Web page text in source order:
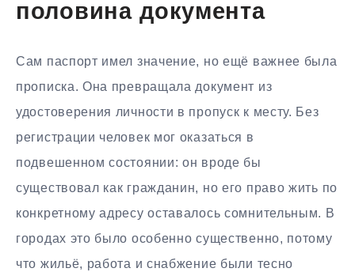
половина документа
Сам паспорт имел значение, но ещё важнее была
прописка. Она превращала документ из
удостоверения личности в пропуск к месту. Без
регистрации человек мог оказаться в
подвешенном состоянии: он вроде бы
существовал как гражданин, но его право жить по
конкретному адресу оставалось сомнительным. В
городах это было особенно существенно, потому
что жильё, работа и снабжение были тесно